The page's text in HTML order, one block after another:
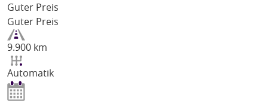
Guter Preis
Guter Preis
9.900 km
Automatik